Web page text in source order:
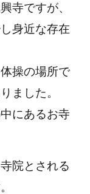
寺ですが、
身近な存在
操の場所で
ました。
にあるお寺
院とされる